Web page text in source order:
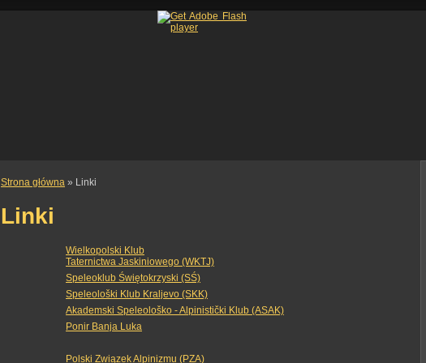
Strona główna » Linki
Linki
Wielkopolski Klub
Taternictwa Jaskiniowego (WKTJ)
Speleoklub Świętokrzyski (SŚ)
Speleološki Klub Kraljevo (SKK)
Akademski Speleološko - Alpinistički Klub (ASAK)
Ponir Banja Luka
Polski Związek Alpinizmu (PZA)